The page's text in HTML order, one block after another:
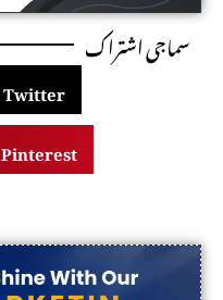
سماجی اشتراک
Twitter
Pinterest